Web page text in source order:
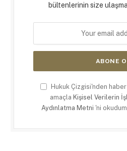
bültenlerinin size
Hukuk Çizgisi'nden
amaçla Kişisel Verilerin
Aydınlatma Metni 'ni